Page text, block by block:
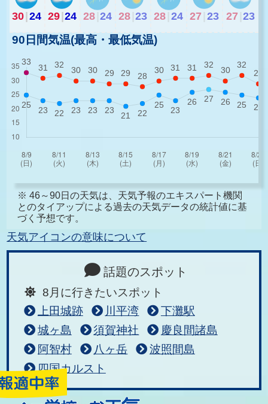
30|24 29|24 28 24 28 23 28 24 27 23 27 23
90日間気温(最高・最低気温)
※ 46～90日の天気は、天気予報のエキスパート機関
とのタイアップによる過去の天気データの統計値に基
づく予想です。
天気アイコンの意味について
話題のスポット
8月に行きたいスポット
上田城跡
川平湾
下灘駅
城ヶ島
須賀神社
慶良間諸島
阿智村
八ヶ岳
波照間島
四国カルスト